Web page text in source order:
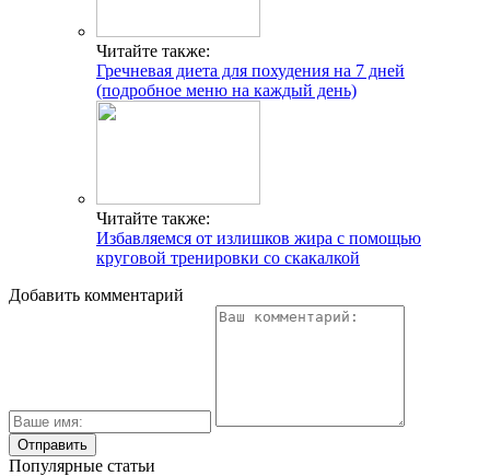
Читайте также:
Гречневая диета для похудения на 7 дней
(подробное меню на каждый день)
Читайте также:
Избавляемся от излишков жира с помощью
круговой тренировки со скакалкой
Добавить комментарий
Популярные статьи